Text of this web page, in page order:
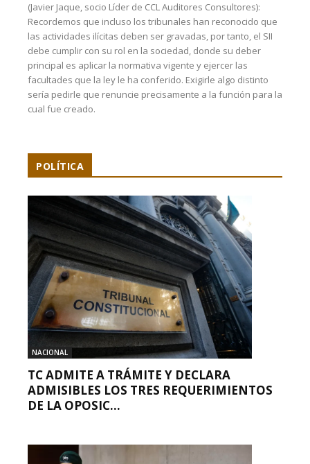
(Javier Jaque, socio Líder de CCL Auditores Consultores):
Recordemos que incluso los tribunales han reconocido que
las actividades ilícitas deben ser gravadas, por tanto, el SII
debe cumplir con su rol en la sociedad, donde su deber
principal es aplicar la normativa vigente y ejercer las
facultades que la ley le ha conferido. Exigirle algo distinto
sería pedirle que renuncie precisamente a la función para la
cual fue creado.
POLÍTICA
NACIONAL
TC ADMITE A TRÁMITE Y DECLARA
ADMISIBLES LOS TRES REQUERIMIENTOS
DE LA OPOSIC...